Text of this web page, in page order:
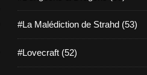
#La Malédiction de Strahd (53)
#Lovecraft (52)